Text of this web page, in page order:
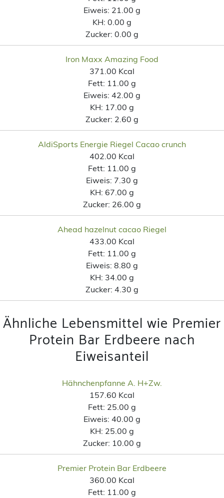
Eiweis: 21.00 g
KH: 0.00 g
Zucker: 0.00 g
Iron Maxx Amazing Food
371.00 Kcal
Fett: 11.00 g
Eiweis: 42.00 g
KH: 17.00 g
Zucker: 2.60 g
AldiSports Energie Riegel Cacao crunch
402.00 Kcal
Fett: 11.00 g
Eiweis: 7.30 g
KH: 67.00 g
Zucker: 26.00 g
Ahead hazelnut cacao Riegel
433.00 Kcal
Fett: 11.00 g
Eiweis: 8.80 g
KH: 34.00 g
Zucker: 4.30 g
Ähnliche Lebensmittel wie Premier
Protein Bar Erdbeere nach
Eiweisanteil
Hähnchenpfanne A. H+Zw.
157.60 Kcal
Fett: 25.00 g
Eiweis: 40.00 g
KH: 25.00 g
Zucker: 10.00 g
Premier Protein Bar Erdbeere
360.00 Kcal
Fett: 11.00 g